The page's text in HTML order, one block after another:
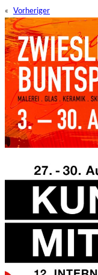
« Vorheriger